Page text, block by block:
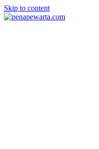
Skip to content